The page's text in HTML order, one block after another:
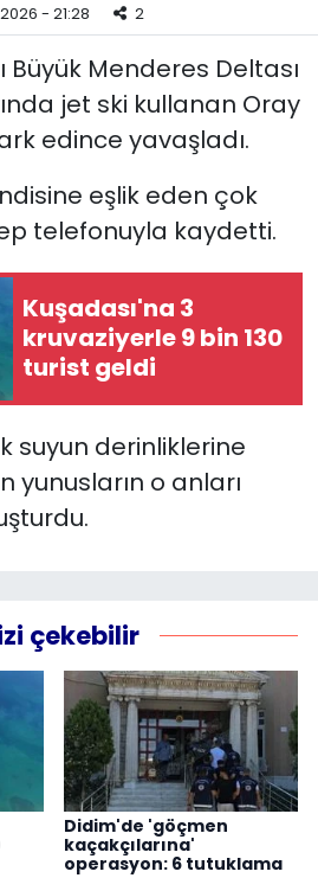
- 21:28 2
Büyük Menderes Deltası
jet ski kullanan Oray
edince yavaşladı.
eşlik eden çok
telefonuyla kaydetti.
Kuşadası'na 3
kruvaziyerle 9 bin 130
turist geldi
suyun derinliklerine
yunusların o anları
çekebilir
Didim'de 'göçmen
kaçakçılarına'
operasyon: 6 tutuklama